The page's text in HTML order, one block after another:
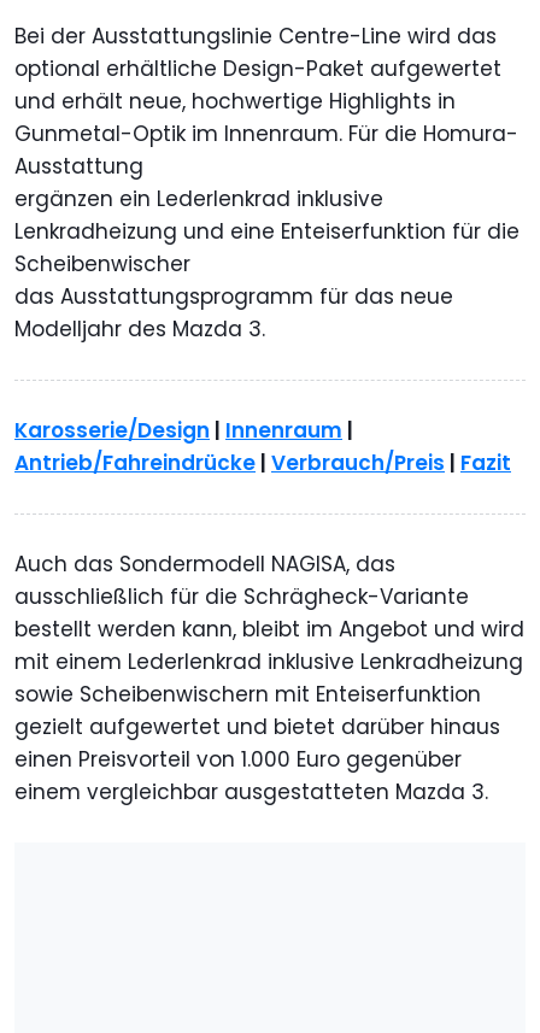
Bei der Ausstattungslinie Centre-Line wird das
optional erhältliche Design-Paket aufgewertet
und erhält neue, hochwertige Highlights in
Gunmetal-Optik im Innenraum. Für die Homura-
Ausstattung
ergänzen ein Lederlenkrad inklusive
Lenkradheizung und eine Enteiserfunktion für die
Scheibenwischer
das Ausstattungsprogramm für das neue
Modelljahr des Mazda 3.
Karosserie/Design | Innenraum |
Antrieb/Fahreindrücke | Verbrauch/Preis | Fazit
Auch das Sondermodell NAGISA, das
ausschließlich für die Schrägheck-Variante
bestellt werden kann, bleibt im Angebot und wird
mit einem Lederlenkrad inklusive Lenkradheizung
sowie Scheibenwischern mit Enteiserfunktion
gezielt aufgewertet und bietet darüber hinaus
einen Preisvorteil von 1.000 Euro gegenüber
einem vergleichbar ausgestatteten Mazda 3.